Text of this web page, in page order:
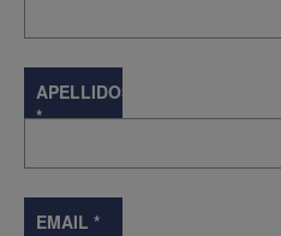
APELLIDOS
*
EMAIL *